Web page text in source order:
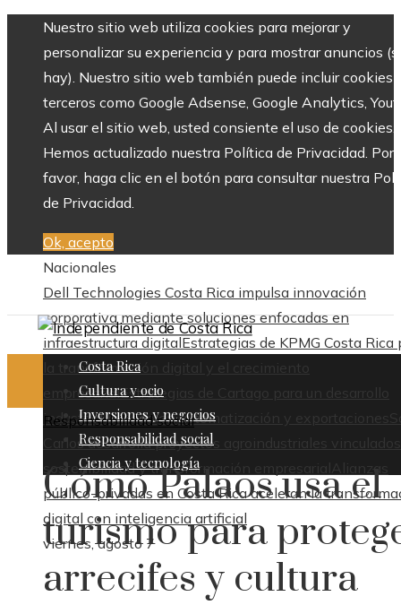
Nuestro sitio web utiliza cookies para mejorar y
personalizar su experiencia y para mostrar anuncios
hay). Nuestro sitio web también puede incluir cookies
terceros como Google Adsense, Google Analytics,
Al usar el sitio web, usted consiente el uso de cookies.
Hemos actualizado nuestra Política de Privacidad. Por
favor, haga clic en el botón para consultar nuestra
de Privacidad.
Ok, acepto
Nacionales
Dell Technologies Costa Rica impulsa innovación
corporativa mediante soluciones enfocadas en
infraestructura digitalEstrategias de KPMG Costa Rica
la transformación digital y el crecimiento
empresarialEstrategias de Cartago para un desarrollo
industrial basado en automatización y exportaciones
Carlos desarrolla proyectos agroindustriales
sostenibilidad y transformación empresarial Alianzas
público-privadas en Costa Rica aceleran la
digital con inteligencia artificial
viernes, agosto 7
Costa Rica
Cultura y ocio
Inversiones y negocios
Responsabilidad social
Ciencia y tecnología
Responsabilidad social
Cómo Palaos usa el
turismo para
arrecifes y cultura